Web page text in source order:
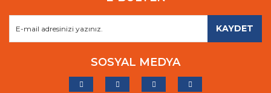
KAYDET
SOSYAL MEDYA